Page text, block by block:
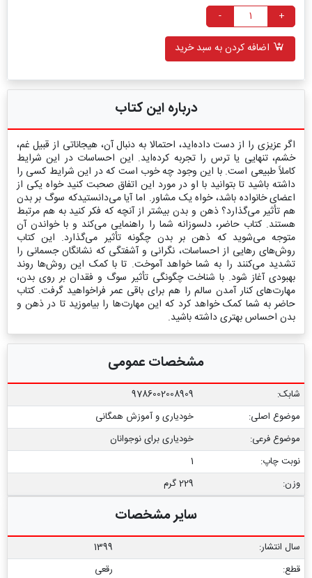
+
-
اضافه کردن به سبد خرید
درباره این کتاب
اگر عزیزی را از دست داده‌اید، احتمالا به دنبال آن، هیجاناتی از قبیل غم،
خشم، تنهایی یا ترس را تجربه کرده‌اید. این احساسات در این شرایط
کاملاً طبیعی است. با این وجود چه خوب است که در این شرایط کسی را
داشته باشید تا بتوانید با او در مورد این اتفاق صحبت کنید خواه یکی از
اعضای خانواده باشد، خواه یک مشاور. اما آیا می‌دانستیدکه سوگ بر بدن
هم تأثیر می‌گذارد؟ ذهن و بدن بیشتر از آنچه که فکر کنید به هم مرتبط
هستند. کتاب حاضر، دلسوزانه شما را راهنمایی می‌کند و با خواندن آن
متوجه می‌شوید که ذهن بر بدن چگونه تأثیر می‌گذارد. این کتاب
روش‌های رهایی از احساسات، نگرانی و آشفتگی که نشانگان جسمانی را
تشدید می‌کنند را به شما خواهد آموخت. تا با کمک این روش‌ها روند
بهبودی آغاز شود. با شناخت چگونگی تأثیر سوگ و فقدان بر روی بدن،
مهارت‌های کنار آمدن سالم را هم برای باقی عمر فراخواهید گرفت. کتاب
حاضر به شما کمک خواهد کرد که این مهارت‌ها را بیاموزید تا در ذهن و
بدن احساس بهتری داشته باشید.
مشخصات عمومی
شابک:
9786002008909
موضوع اصلی:
خودیاری و آموزش همگانی
موضوع فرعی:
خودیاری برای نوجوانان
نوبت چاپ:
1
وزن:
229 گرم
سایر مشخصات
سال انتشار:
1399
قطع:
رقعی